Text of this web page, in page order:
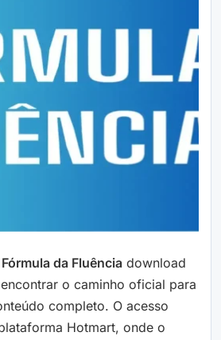
Fórmula da Fluência download
o caminho oficial para
completo. O acesso
Hotmart, onde o